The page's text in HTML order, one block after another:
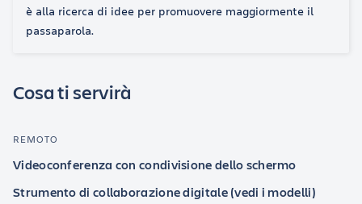
è alla ricerca di idee per promuovere maggiormente il
passaparola.
Cosa ti servirà
REMOTO
Videoconferenza con condivisione dello schermo
Strumento di collaborazione digitale (vedi i modelli)